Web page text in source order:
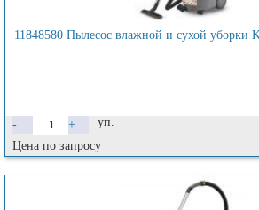
11848580 Пылесос влажной и сухой уборки
- +
уп.
Цена по запросу